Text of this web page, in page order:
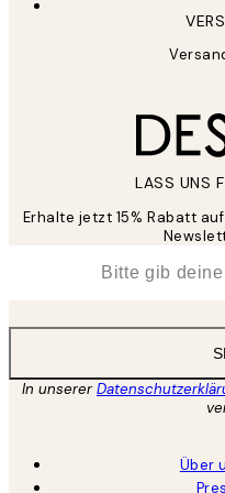
LASS UNS
Erhalte jetzt 15% Rabatt
In unserer
Über